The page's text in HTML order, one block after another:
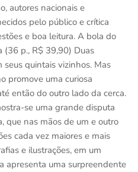
autores nacionais e
pelo público e crítica
e boa leitura. A bola do
(36 p., R$ 39,90) Duas
quintais vizinhos. Mas
promove uma curiosa
então do outro lado da cerca.
se uma grande disputa
que nas mãos de um e outro
cada vez maiores e mais
e ilustrações, em um
apresenta uma surpreendente